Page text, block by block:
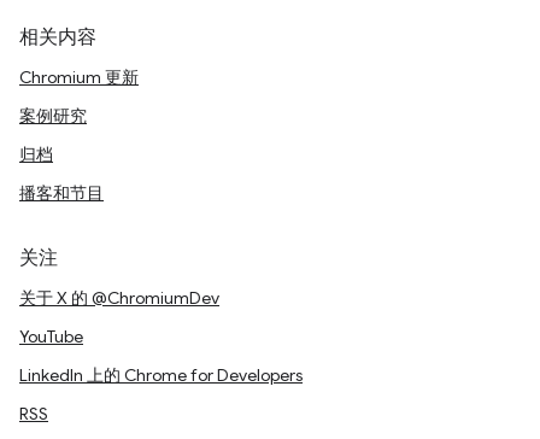
相关内容
Chromium 更新
案例研究
归档
播客和节目
关注
关于 X 的 @ChromiumDev
YouTube
LinkedIn 上的 Chrome for Developers
RSS